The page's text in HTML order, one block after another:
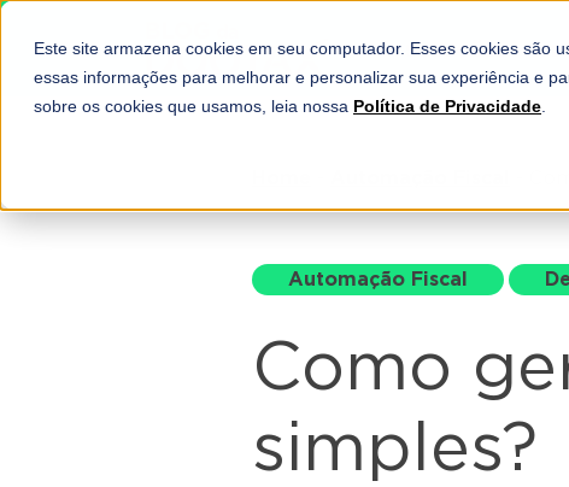
Este site armazena cookies em seu computador. Esses cookies
essas informações para melhorar e personalizar sua experiência e
sobre os cookies que usamos, leia nossa Política de Privacidade
SOLUÇÕES A
Automação Fiscal
Como
simples?